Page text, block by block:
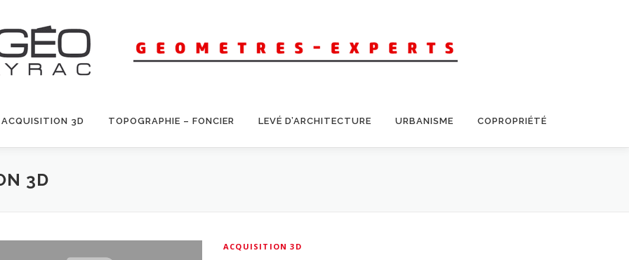
ACQUISITION 3D TOPOGRAPHIE – FONCIER LEVÉ D’ARCHITECTURE URBANISME COPROPRIÉTÉ
3D
ACQUISITION 3D